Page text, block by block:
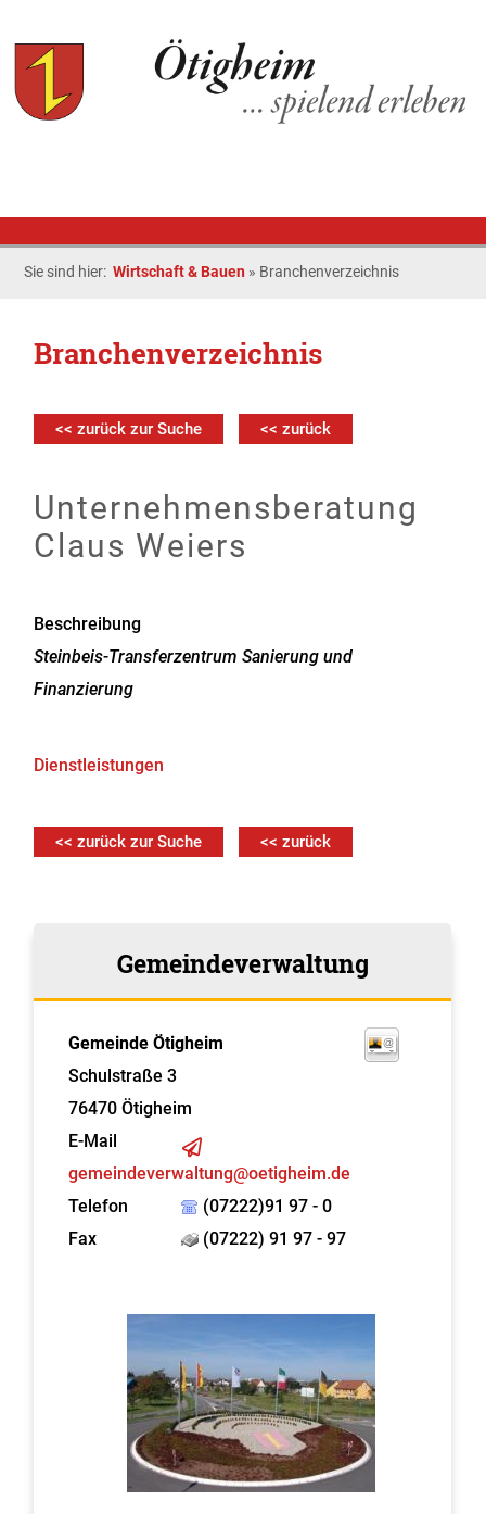
Sie sind hier:Wirtschaft & Bauen » Branchenverzeichnis
Branchenverzeichnis
<< zurück zur Suche << zurück
Unternehmensberatung
Claus Weiers
Beschreibung
Steinbeis-Transferzentrum Sanierung und
Finanzierung
Dienstleistungen
<< zurück zur Suche << zurück
Gemeindeverwaltung
Gemeinde Ötigheim
Schulstraße 3
76470 Ötigheim
E-Mail
gemeindeverwaltung@oetigheim.de
Telefon
(07222)91 97 - 0
Fax
(07222) 91 97 - 97